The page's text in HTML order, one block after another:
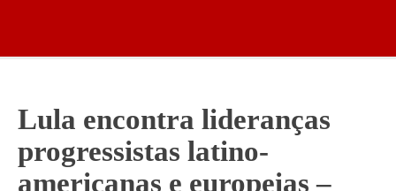
Lula encontra lideranças
progressistas latino-
americanas e europeias –